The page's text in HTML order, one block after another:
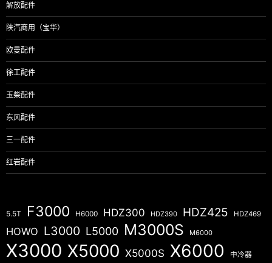
解放配件
陕汽商用（宝华）
欧曼配件
徐工配件
玉柴配件
东风配件
三一配件
红岩配件
5.5T F3000 H6000 HDZ300 HDZ390 HDZ425 HDZ469
HOWO L3000 L5000 M3000S M6000
X3000 X5000 X5000S X6000 中冷器